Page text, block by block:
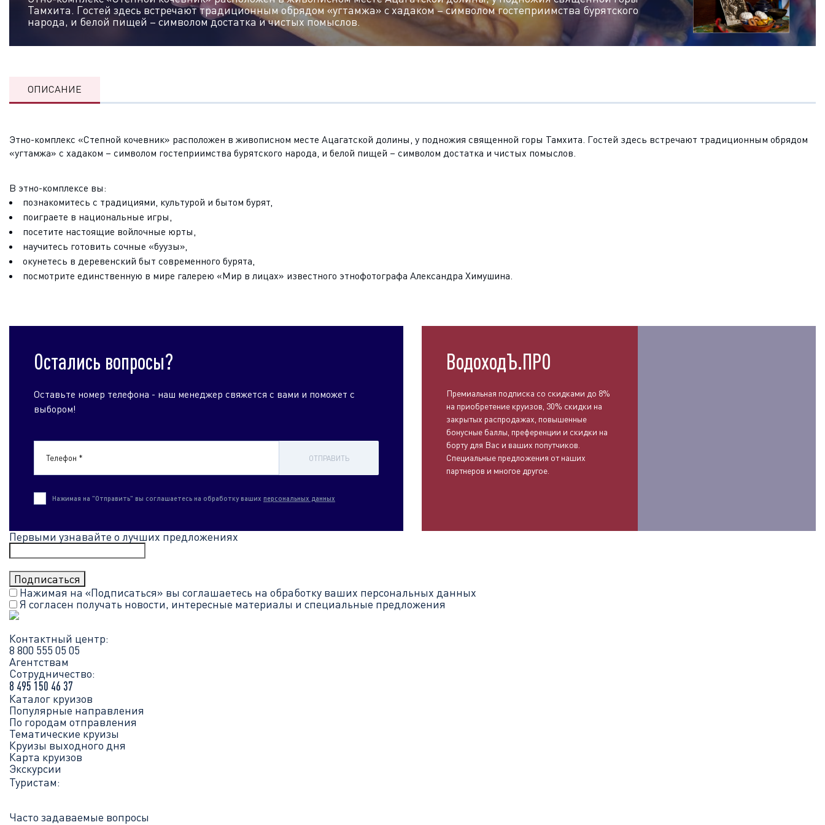
Тамхита. Гостей здесь встречают традиционным обрядом «угтамжа» с хадаком – символом гостеприимства бурятского
народа, и белой пищей – символом достатка и чистых помыслов.
ОПИСАНИЕ
Этно-комплекс «Степной кочевник» расположен в живописном месте Ацагатской долины, у подножия священной горы Тамхита. Гостей здесь встречают традиционным обрядом
«угтамжа» с хадаком – символом гостеприимства бурятского народа, и белой пищей – символом достатка и чистых помыслов.
В этно-комплексе вы:
познакомитесь с традициями, культурой и бытом бурят,
поиграете в национальные игры,
посетите настоящие войлочные юрты,
научитесь готовить сочные «буузы»,
окунетесь в деревенский быт современного бурята,
посмотрите единственную в мире галерею «Мир в лицах» известного этнофотографа Александра Химушина.
Остались вопросы?
Оставьте номер телефона - наш менеджер свяжется с вами и поможет с
выбором!
Телефон * ОТПРАВИТЬ
Нажимая на "Отправить" вы соглашаетесь на обработку ваших персональных данных
ВодоходЪ.ПРО
Премиальная подписка со скидками до 8%
на приобретение круизов, 30% скидки на
закрытых распродажах, повышенные
бонусные баллы, преференции и скидки на
борту для Вас и ваших попутчиков.
Специальные предложения от наших
партнеров и многое другое.
Первыми узнавайте о лучших предложениях
Нажимая на «Подписаться» вы соглашаетесь на обработку ваших персональных данных
Я согласен получать новости, интересные материалы и специальные предложения
Контактный центр:
8 800 555 05 05
Агентствам
Сотрудничество:
8 495 150 46 37
Каталог круизов
Популярные направления
По городам отправления
Тематические круизы
Круизы выходного дня
Карта круизов
Экскурсии
Туристам:
Часто задаваемые вопросы